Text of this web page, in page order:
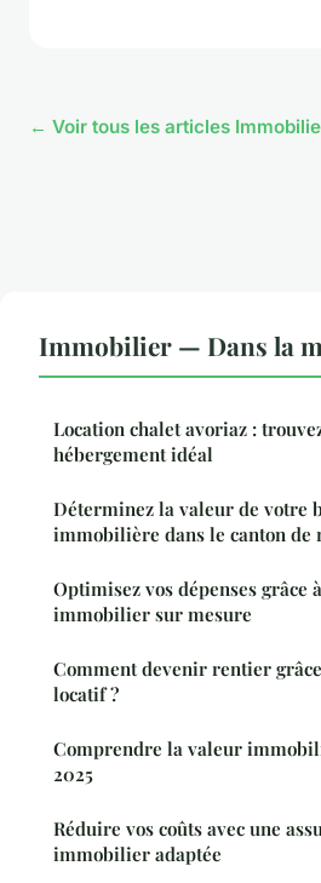
← Voir tous les articles
Immobilier — Dans la
Location chalet avoriaz :
hébergement idéal
Déterminez la valeur de votre
immobilière dans le canton de
Optimisez vos dépenses grâce
immobilier sur mesure
Comment devenir rentier
locatif ?
Comprendre la valeur
2025
Réduire vos coûts avec une
immobilier adaptée